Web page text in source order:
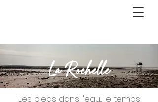
La Rochelle
Les pieds dans l'eau... le temps